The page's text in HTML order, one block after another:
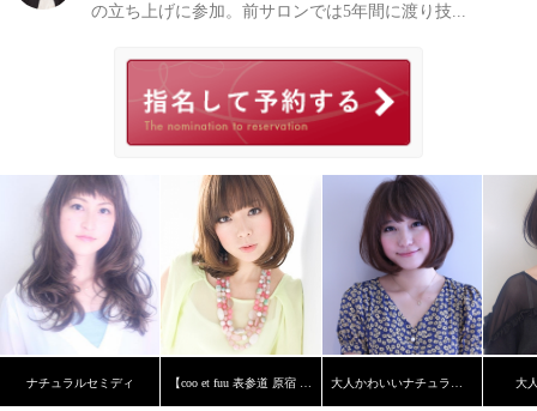
の立ち上げに参加。前サロンでは5年間に渡り技...
ナチュラルセミディ 【coo et fuu 表参道 原宿 青山】フレンチボブ 藤 大人かわいいナチュラルボブ 大